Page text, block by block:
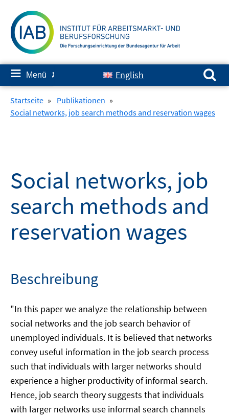
zum
Inhalt
≡ Menü ✘ English
Suchen nach:
Startseite » Publikationen »
Social networks, job search methods and reservation wages
Social networks, job
search methods and
reservation wages
Beschreibung
"In this paper we analyze the relationship between
social networks and the job search behavior of
unemployed individuals. It is believed that networks
convey useful information in the job search process
such that individuals with larger networks should
experience a higher productivity of informal search.
Hence, job search theory suggests that individuals
with larger networks use informal search channels